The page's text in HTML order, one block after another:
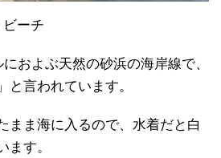
ーチ
およぶ天然の砂浜の海岸線で、
と言われています。
まま海に入るので、水着だと白
ます。